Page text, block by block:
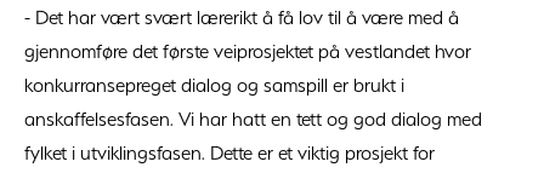
- Det har vært svært lærerikt å få lov til å være med å
gjennomføre det første veiprosjektet på vestlandet hvor
konkurransepreget dialog og samspill er brukt i
anskaffelsesfasen. Vi har hatt en tett og god dialog med
fylket i utviklingsfasen. Dette er et viktig prosjekt for